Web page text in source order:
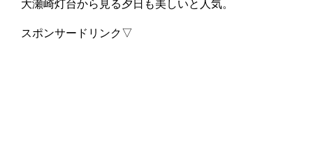
大瀬崎灯台から見る夕日も美しいと人気。
スポンサードリンク▽